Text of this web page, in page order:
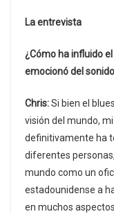
La entrevista
¿Cómo ha influido
emocionó del
Chris:Si bien el
visión del mundo,
definitivamente ha
diferentes
mundo como un
estadounidense a
en muchos